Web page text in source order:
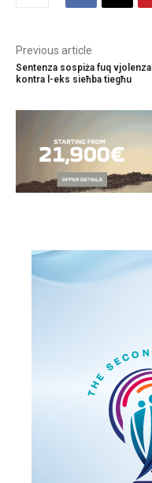
Previous article
Sentenza sospiża fuq vjolenza
kontra l-eks sieħba tiegħu